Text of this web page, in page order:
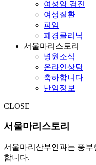
여성암 검진
여성질환
피임
폐경클리닉
서울마리스토리
병원소식
온라인상담
축하합니다
난임정보
CLOSE
서울마리스토리
서울마리산부인과는 풍부
합니다.